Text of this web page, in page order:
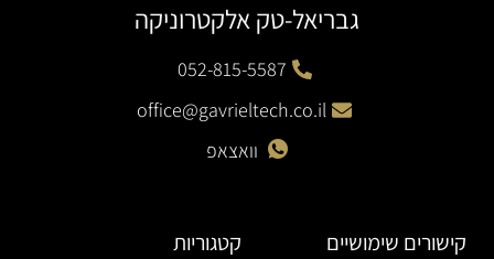
גבריאל-טק אלקטרוניקה
052-815-5587
office@gavrieltech.co.il
וואצאפ
קישורים שימושיים קטגוריות